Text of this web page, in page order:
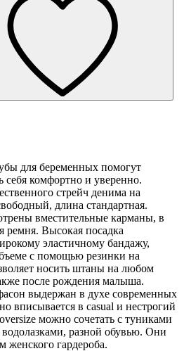
для беременных помогут
себя комфортно и уверенно.
стрейч денима на
длина стандартная.
вместительные карманы, в
ремня. Высокая посадка
эластичному бандажу,
с помощью резинки на
носить штаны на любом
после рождения малыша.
выдержан в духе современных
вписывается в casual и нестрогий
можно сочетать с туниками
разной обувью. Они
женского гардероба.